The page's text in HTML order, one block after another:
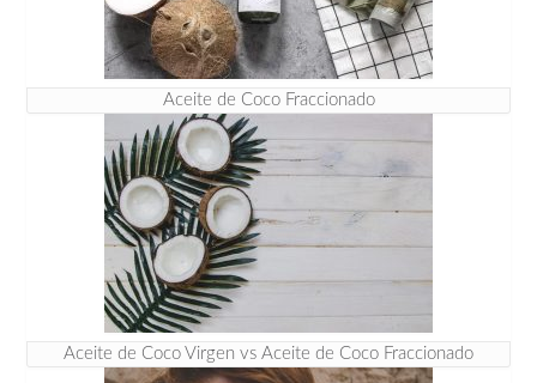
Aceite de Coco Fraccionado
Aceite de Coco Virgen vs Aceite de Coco Fraccionado